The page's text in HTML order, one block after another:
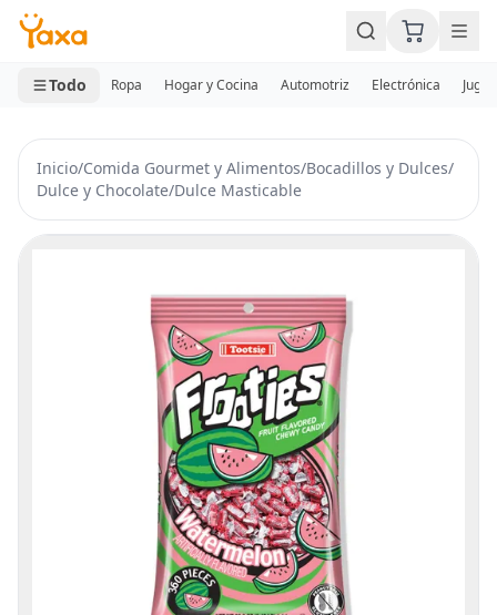
MINI CARRITO
0 productos
Todo Ropa Hogar y Cocina Automotriz Electrónica
Inicio/Comida Gourmet y Alimentos/Bocadillos y Dulces/
Dulce y Chocolate/Dulce Masticable